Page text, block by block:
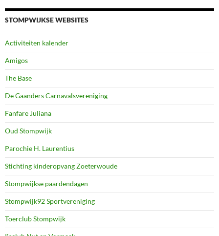
STOMPWIJKSE WEBSITES
Activiteiten kalender
Amigos
The Base
De Gaanders Carnavalsvereniging
Fanfare Juliana
Oud Stompwijk
Parochie H. Laurentius
Stichting kinderopvang Zoeterwoude
Stompwijkse paardendagen
Stompwijk92 Sportvereniging
Toerclub Stompwijk